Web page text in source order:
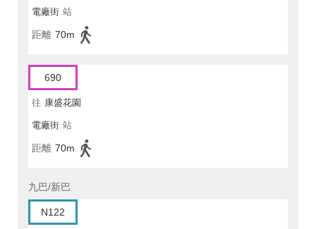
電廠街 站
距離 70m
690
往 康盛花園
電廠街 站
距離 70m
九巴/新巴
N122